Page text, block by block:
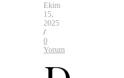
Ekim
15,
2025
/
0
Yorum